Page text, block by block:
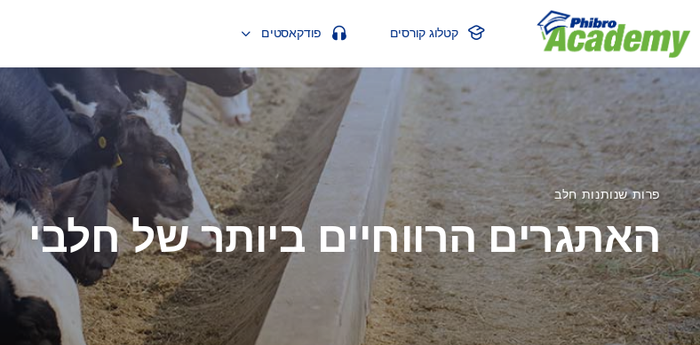
קטלוג קורסים פודקאסטים
פרות שנותנות חלב
האתגרים הרווחיים ביותר של חלבי